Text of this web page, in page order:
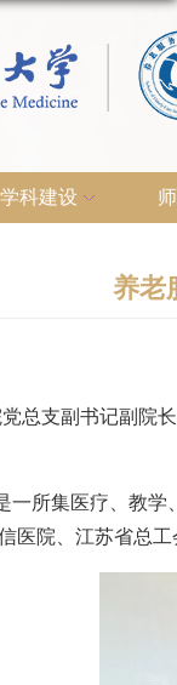
学科建设
养老
总支副书记副院
一所集医疗、教学
医院、江苏省总